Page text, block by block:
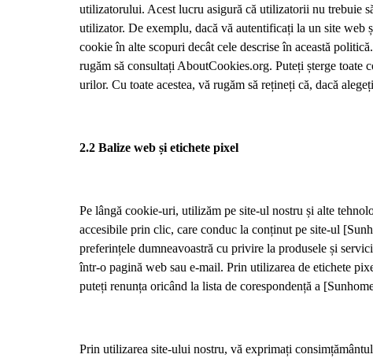
utilizatorului. Acest lucru asigură că utilizatorii nu trebuie
utilizator. De exemplu, dacă vă autentificați la un site
cookie în alte scopuri decât cele descrise în această
rugăm să consultați AboutCookies.org. Puteți șterge
urilor. Cu toate acestea, vă rugăm să rețineți că, dacă
2.2 Balize web și etichete pixel
Pe lângă cookie-uri, utilizăm pe site-ul nostru și alte
accesibile prin clic, care conduc la conținut pe site-ul
preferințele dumneavoastră cu privire la produsele și
într-o pagină web sau e-mail. Prin utilizarea de etichete
puteți renunța oricând la lista de corespondență a
Prin utilizarea site-ului nostru, vă exprimați